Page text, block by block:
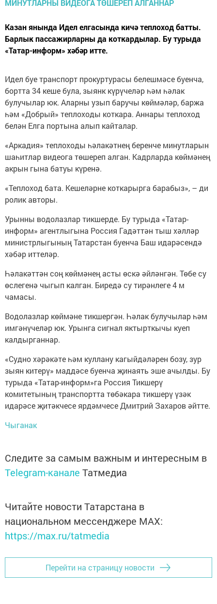
Казан янында Идел елгасында кичә теплоход батты.
Барлык пассажирларны да коткардылар. Бу турыда
«Татар-информ» хәбәр итте.
Идел буе транспорт прокуртурасы белешмәсе буенча,
бортта 34 кеше була, зыянк күрүчеләр һәм һәлак
булучылар юк. Аларны узып баручы көймәләр, баржа
һәм «Добрый» теплоходы коткара. Аннары теплоход
белән Елга портына алып кайталар.
«Аркадия» теплоходы һәлакәтнең беренче минутларын
шаһитлар видеога төшереп алган. Кадрларда көймәнең
акрын гына батуы күренә.
«Теплоход бата. Кешеләрне коткарырга барабыз», – ди
ролик авторы.
Урынны водолазлар тикшерде. Бу турыда «Татар-
информ» агентлыгына Россия Гадәттән тыш хәлләр
министрлыгының Татарстан буенча Баш идарәсендә
хәбәр иттеләр.
Һәлакәттән соң көймәнең асты өскә әйләнгән. Төбе су
өслегенә чыгып калган. Биредә су тирәнлеге 4 м
чамасы.
Водолазлар көймәне тикшергән. Һәлак булучылар һәм
имгәнүчеләр юк. Урынга сигнал яктырткычы куеп
калдырганнар.
«Судно хәрәкәте һәм куллану кагыйдәләрен бозу, зур
зыян китерү» маддәсе буенча җинаять эше ачылды. Бу
турыда «Татар-информ»га Россия Тикшерү
комитетының транспортта төбәкара тикшерү үзәк
идарәсе җитәкчесе ярдәмчесе Дмитрий Захаров әйтте.
Чыганак
Следите за самым важным и интересным в
Telegram-канале Татмедиа
Читайте новости Татарстана в
национальном мессенджере MАХ:
https://max.ru/tatmedia
Перейти на страницу новости